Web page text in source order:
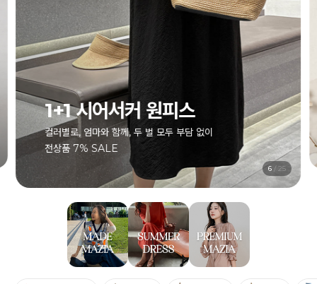
1+1 시어서커 원피스
컬러별로, 엄마와 함께, 두 벌 모두 부담 없이
전상품 7% SALE
7 /25